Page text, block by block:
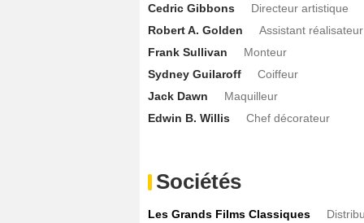
Cedric Gibbons
Directeur artistique
Robert A. Golden
Assistant réalisateur
Frank Sullivan
Monteur
Sydney Guilaroff
Coiffeur
Jack Dawn
Maquilleur
Edwin B. Willis
Chef décorateur
Sociétés
Les Grands Films Classiques